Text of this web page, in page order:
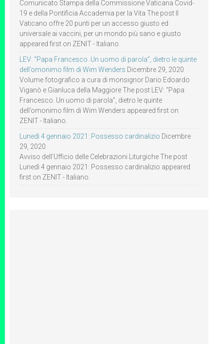
Comunicato Stampa della Commissione Vaticana Covid-
19 e della Pontificia Accademia per la Vita The post Il
Vaticano offre 20 punti per un accesso giusto ed
universale ai vaccini, per un mondo più sano e giusto
appeared first on ZENIT - Italiano.
LEV: “Papa Francesco. Un uomo di parola”, dietro le quinte
dell’omonimo film di Wim Wenders Dicembre 29, 2020
Volume fotografico a cura di monsignor Dario Edoardo
Viganò e Gianluca della Maggiore The post LEV: “Papa
Francesco. Un uomo di parola”, dietro le quinte
dell’omonimo film di Wim Wenders appeared first on
ZENIT - Italiano.
Lunedì 4 gennaio 2021: Possesso cardinalizio Dicembre
29, 2020
Avviso dell’Ufficio delle Celebrazioni Liturgiche The post
Lunedì 4 gennaio 2021: Possesso cardinalizio appeared
first on ZENIT - Italiano.